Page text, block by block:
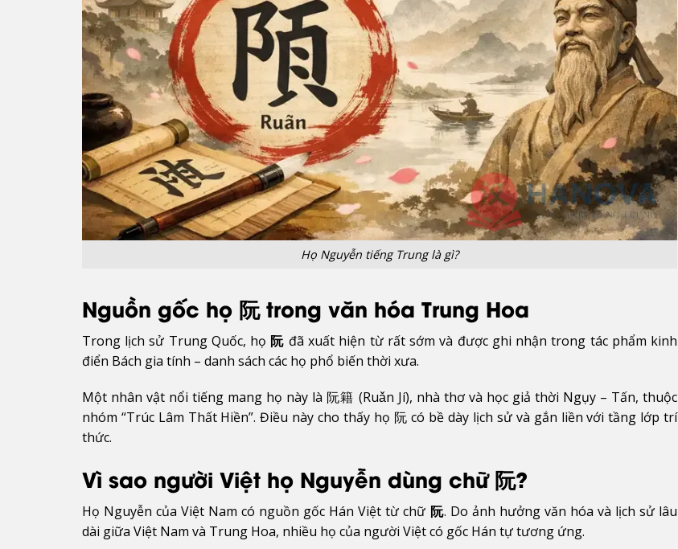
Họ Nguyễn tiếng Trung là gì?
Nguồn gốc họ 阮 trong văn hóa Trung Hoa
Trong lịch sử Trung Quốc, họ 阮 đã xuất hiện từ rất sớm và được ghi nhận trong tác phẩm kinh
điển Bách gia tính – danh sách các họ phổ biến thời xưa.
Một nhân vật nổi tiếng mang họ này là 阮籍 (Ruǎn Jí), nhà thơ và học giả thời Ngụy – Tấn, thuộc
nhóm “Trúc Lâm Thất Hiền”. Điều này cho thấy họ 阮 có bề dày lịch sử và gắn liền với tầng lớp trí
thức.
Vì sao người Việt họ Nguyễn dùng chữ 阮?
Họ Nguyễn của Việt Nam có nguồn gốc Hán Việt từ chữ 阮. Do ảnh hưởng văn hóa và lịch sử lâu
dài giữa Việt Nam và Trung Hoa, nhiều họ của người Việt có gốc Hán tự tương ứng.